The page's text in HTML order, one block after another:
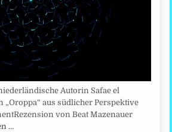
Autorin Safae el
aus südlicher Perspektive
von Beat Mazenauer
…